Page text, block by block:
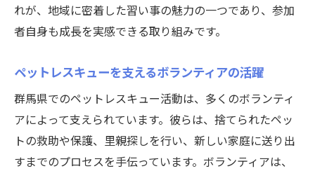
れが、地域に密着した習い事の魅力の一つであり、参加
者自身も成長を実感できる取り組みです。
ペットレスキューを支えるボランティアの活躍
群馬県でのペットレスキュー活動は、多くのボランティ
アによって支えられています。彼らは、捨てられたペッ
トの救助や保護、里親探しを行い、新しい家庭に送り出
すまでのプロセスを手伝っています。ボランティアは、